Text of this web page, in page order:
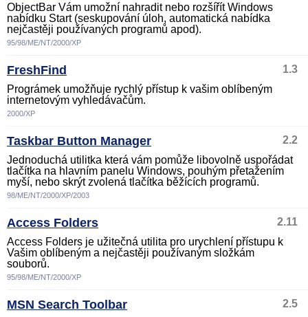
ObjectBar Vám umožní nahradit nebo rozšířít Windows
nabídku Start (seskupování úloh, automatická nabídka
nejčastěji používaných programů apod).
95/98/ME/NT/2000/XP
FreshFind
1.3
Prográmek umožňuje rychlý přístup k vašim oblíbeným
internetovým vyhledávačům.
2000/XP
Taskbar Button Manager
2.2
Jednoduchá utilitka která vám pomůže libovolně uspořádat
tlačítka na hlavním panelu Windows, pouhým přetažením
myší, nebo skrýt zvolená tlačítka běžících programů.
98/ME/NT/2000/XP/2003
Access Folders
2.11
Access Folders je užitečná utilita pro urychlení přístupu k
Vašim oblíbeným a nejčastěji používaným složkám
souborů.
95/98/ME/NT/2000/XP
MSN Search Toolbar
2.5